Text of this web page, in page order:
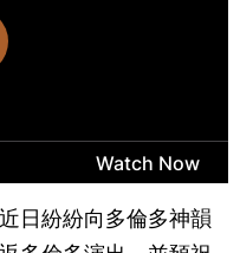
日紛紛向多倫多神韻